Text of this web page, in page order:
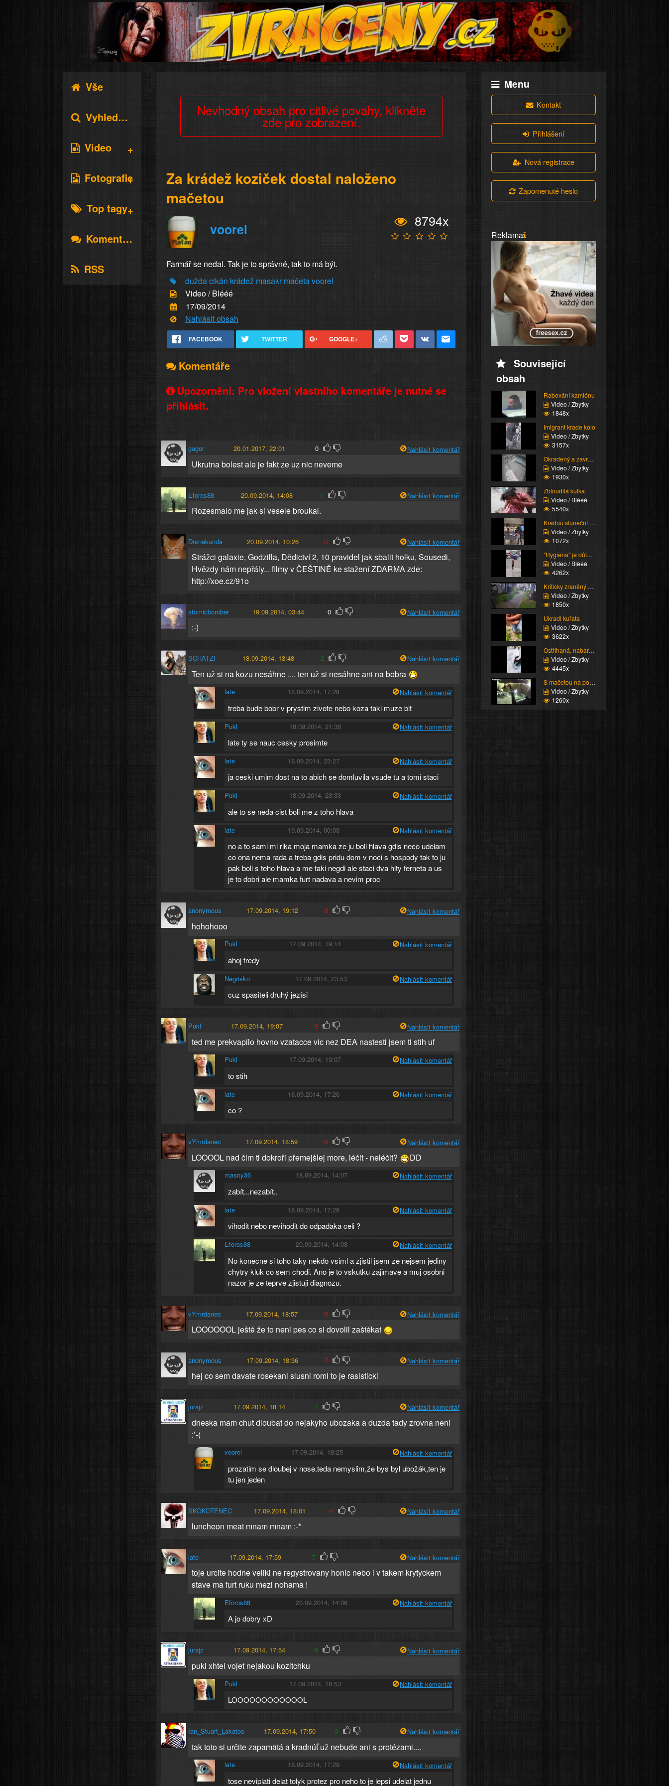
Vše
Vyhledávání
Video
Fotografie
Top tagy
Komentáře
RSS
Nevhodný obsah pro citlivé povahy, klikněte
zde pro zobrazení.
Za krádež koziček dostal naloženo
mačetou
voorel
8794x
Farmář se nedal. Tak je to správné, tak to má být.
duždacikán krádež masakr mačetavoorel
Video / Blééé
17/09/2014
Nahlásit obsah
FACEBOOK TWITTER GOOGLE+
Komentáře
Upozornění: Pro vložení vlastního komentáře je nutné se
přihlásit.
gagor 20.01.2017, 22:01 0 Nahlásit komentář
Ukrutna bolest ale je fakt ze uz nic neveme
Eforos88 20.09.2014, 14:08 1 Nahlásit komentář
Rozesmalo me jak si vesele broukal.
Drsnakunda 20.09.2014, 10:26 -3 Nahlásit komentář
Strážci galaxie, Godzilla, Dědictví 2, 10 pravidel jak sbalit holku, Sousedi,
Hvězdy nám nepřály... filmy v ČEŠTINĚ ke stažení ZDARMA zde:
http://xoe.cz/91o
atomicbomber 19.09.2014, 03:44 0 Nahlásit komentář
:-)
SCHATZI 18.09.2014, 13:48 2 Nahlásit komentář
Ten už si na kozu nesáhne .... ten už si nesáhne ani na bobra
late 18.09.2014, 17:28 Nahlásit komentář
treba bude bobr v prystim zivote nebo koza taki muze bit
Pukl 18.09.2014, 21:38 Nahlásit komentář
late ty se nauc cesky prosimte
late 18.09.2014, 23:27 Nahlásit komentář
ja ceski umim dost na to abich se domluvila vsude tu a tomi staci
Pukl 18.09.2014, 23:33 Nahlásit komentář
ale to se neda cist boli me z toho hlava
late 19.09.2014, 00:03 Nahlásit komentář
no a to sami mi rika moja mamka ze ju boli hlava gdis neco udelam
co ona nema rada a treba gdis pridu dom v noci s hospody tak to ju
pak boli s teho hlava a me taki negdi ale staci dva hlty ferneta a us
je to dobri ale mamka furt nadava a nevim proc
anonymous 17.09.2014, 19:12 -3 Nahlásit komentář
hohohooo
Pukl 17.09.2014, 19:14 Nahlásit komentář
ahoj fredy
Negrisko 17.09.2014, 23:53 Nahlásit komentář
cuz spasiteli druhý jezísi
Pukl 17.09.2014, 19:07 -2 Nahlásit komentář
ted me prekvapilo hovno vzatacce vic nez DEA nastesti jsem ti stih uf
Pukl 17.09.2014, 19:07 Nahlásit komentář
to stih
late 18.09.2014, 17:26 Nahlásit komentář
co ?
vYmrdanec 17.09.2014, 18:59 -5 Nahlásit komentář
LOOOOL nad čim ti dokroři přemejšlej more, léčit - neléčit? DD
masny36 18.09.2014, 14:07 Nahlásit komentář
zabít...nezabít..
late 18.09.2014, 17:26 Nahlásit komentář
vihodit nebo nevihodit do odpadaka celi ?
Eforos88 20.09.2014, 14:08 Nahlásit komentář
No konecne si toho taky nekdo vsiml a zjistil jsem ze nejsem jediny
chytry kluk co sem chodi. Ano je to vskutku zajimave a muj osobni
nazor je ze teprve zjistuji diagnozu.
vYmrdanec 17.09.2014, 18:57 -6 Nahlásit komentář
LOOOOOOL ještě že to neni pes co si dovolil zaštěkat
anonymous 17.09.2014, 18:36 -7 Nahlásit komentář
hej co sem davate rosekani slusni romi to je rasisticki
jurajz 17.09.2014, 18:14 7 Nahlásit komentář
dneska mam chut dloubat do nejakyho ubozaka a duzda tady zrovna neni
:’-(
voorel 17.09.2014, 18:25 Nahlásit komentář
prozatim se dloubej v nose.teda nemyslim,že bys byl ubožák,ten je
tu jen jeden
SKOKOTENEC 17.09.2014, 18:01 -1 Nahlásit komentář
luncheon meat mnam mnam :-*
late 17.09.2014, 17:59 7 Nahlásit komentář
toje urcite hodne veliki ne regystrovany honic nebo i v takem krytyckem
stave ma furt ruku mezi nohama !
Eforos88 20.09.2014, 14:06 Nahlásit komentář
A jo dobry xD
jurajz 17.09.2014, 17:54 6 Nahlásit komentář
pukl xhtel vojet nejakou kozitchku
Pukl 17.09.2014, 18:53 Nahlásit komentář
LOOOOOOOOOOOOL
Ian_Stuart_Lakatos 17.09.2014, 17:50 3 Nahlásit komentář
tak toto si určite zapamätá a kradnúť už nebude ani s protézami....
late 18.09.2014, 17:29 Nahlásit komentář
tose neviplati delat tolyk protez pro neho to je lepsi udelat jednu
Menu
Kontakt
Přihlášení
Nová registrace
Zapomenuté heslo
Reklama
Související
obsah
Rabování kamiónu
Video / Zbytky
1848x
Imigrant krade kolo
Video / Zbytky
3157x
Okradený a zavražděný
Video / Zbytky
1930x
Zbloudilá kulka
Video / Blééé
5540x
Kradou sluneční brýle
Video / Zbytky
1072x
"Hygiena" je důležitá
Video / Blééé
4262x
Kriticky zraněný zlodě...
Video / Zbytky
1850x
Ukradl kuřata
Video / Zbytky
3622x
Ostříhaná, nabarvená, ...
Video / Zbytky
4445x
S mačetou na policii
Video / Zbytky
1260x